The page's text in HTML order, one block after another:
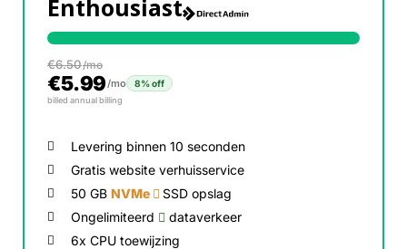
Enthousiast
€6.50/mo
€5.99 /mo 8% off
billed annual billing
Levering binnen 10 seconden
Gratis website verhuisservice
50 GBNVMe
SSD opslag
Ongelimiteerd
dataverkeer
6x CPU toewijzing